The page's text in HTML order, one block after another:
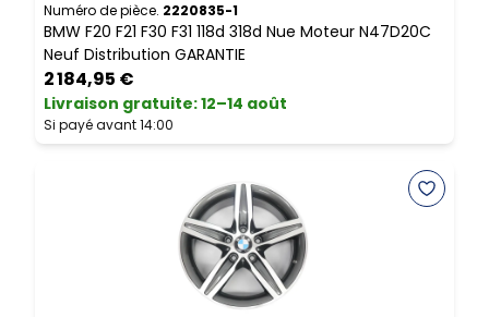
Numéro de pièce. 2220835-1
BMW F20 F21 F30 F31 118d 318d Nue Moteur N47D20C
Neuf Distribution GARANTIE
2 184,95 €
Livraison gratuite:12–14 août
Si payé avant 14:00